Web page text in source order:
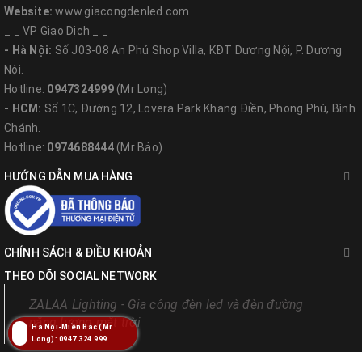
Website:www.giacongdenled.com
_ _ VP Giao Dịch _ _
- Hà Nội: Số J03-08 An Phú Shop Villa, KĐT Dương Nội, P. Dương
Nội.
Hotline: 0947324999(Mr Long)
- HCM: Số 1C, Đường 12, Lovera Park Khang Điền, Phong Phú, Bình
Chánh.
Hotline: 0974688444(Mr Bảo)
HƯỚNG DẪN MUA HÀNG
CHÍNH SÁCH & ĐIỀU KHOẢN
THEO DÕI SOCIAL NETWORK
ZALAA Lighting - Gia công đèn led và đèn đường
năng lượng mặt trời
Hà Nội-Miền Bắc (Mr
Long): 0947.324.999